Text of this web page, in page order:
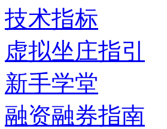
技术指标
虚拟坐庄指引
新手学堂
融资融券指南